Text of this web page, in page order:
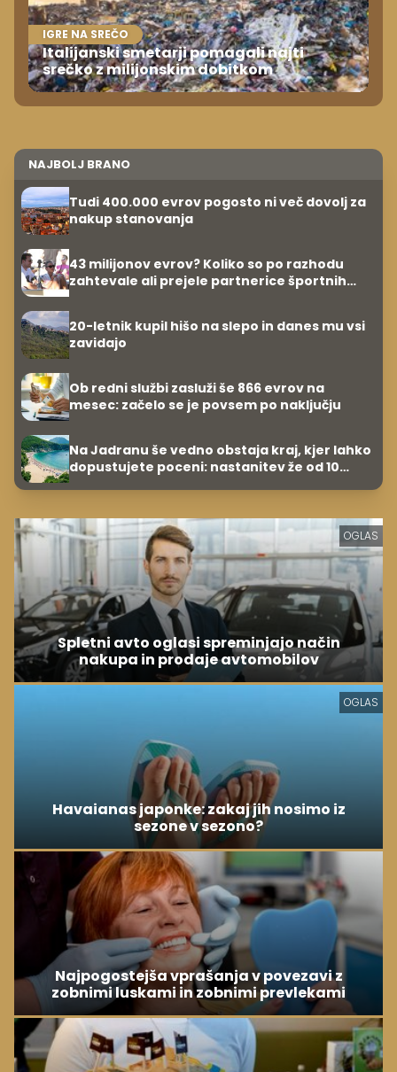
IGRE NA SREČO
Italijanski smetarji pomagali najti
srečko z milijonskim dobitkom
NAJBOLJ BRANO
Tudi 400.000 evrov pogosto ni več dovolj za
nakup stanovanja
43 milijonov evrov? Koliko so po razhodu
zahtevale ali prejele partnerice športnih
20-letnik kupil hišo na slepo in danes mu vsi
zavidajo
Ob redni službi zasluži še 866 evrov na
mesec: začelo se je povsem po naključju
Na Jadranu še vedno obstaja kraj, kjer lahko
dopustujete poceni: nastanitev že od 10
OGLAS
Spletni avto oglasi spreminjajo način
nakupa in prodaje avtomobilov
OGLAS
Havaianas japonke: zakaj jih nosimo iz
sezone v sezono?
Najpogostejša vprašanja v povezavi z
zobnimi luskami in zobnimi prevlekami